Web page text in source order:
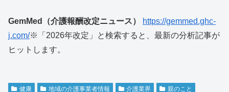
GemMed（介護報酬改定ニュース）
https://gemmed.ghc-
j.com/※「2026年改定」と検索すると、最新の分析記事が
ヒットします。
健康 地域の介護事業者情報 介護業界 親のこと